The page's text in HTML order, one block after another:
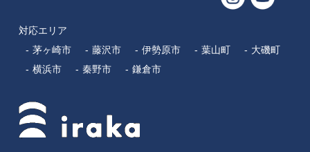
対応エリア
茅ヶ崎市
藤沢市 伊勢原市 葉山町
大磯町
横浜市
秦野市 鎌倉市